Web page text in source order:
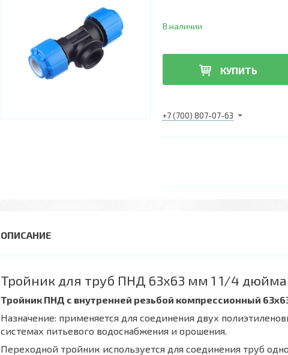
В наличии
КУПИТЬ
+7 (700) 807-07-63
Тройник для труб ПНД 63x63 мм 1 1/4 дюйма
Тройник ПНД с внутренней резьбой компрессионный
Назначение: применяется для соединения двух
системах питьевого водоснабжения и орошения.
Переходной тройник используется для соединения труб